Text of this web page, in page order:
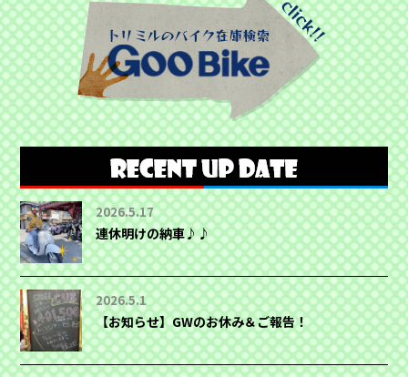
2026.5.17
連休明けの納車♪♪
2026.5.1
【お知らせ】GWのお休み＆ご報告！